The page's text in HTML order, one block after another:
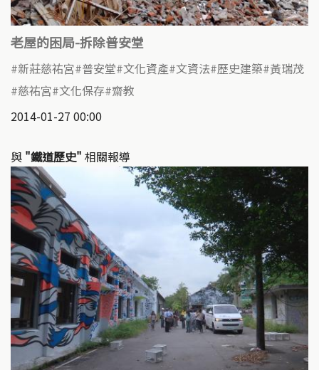
老屋的困局-拆除普安堂
新莊慈祐宮 普安堂 文化資產 文資法 歷史建築 黃瑞茂
慈祐宮 文化保存 齋教
2014-01-27 00:00
與 "鐵道歷史" 相關報導